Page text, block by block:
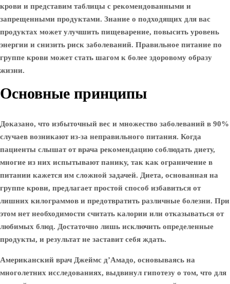
крови и представим таблицы с рекомендованными и
запрещенными продуктами. Знание о подходящих для вас
продуктах может улучшить пищеварение, повысить уровень
энергии и снизить риск заболеваний. Правильное питание по
группе крови может стать шагом к более здоровому образу
жизни.
Основные принципы
Доказано, что избыточный вес и множество заболеваний в 90%
случаев возникают из-за неправильного питания. Когда
пациенты слышат от врача рекомендацию соблюдать диету,
многие из них испытывают панику, так как ограничение в
питании кажется им сложной задачей. Диета, основанная на
группе крови, предлагает простой способ избавиться от
лишних килограммов и предотвратить различные болезни. При
этом нет необходимости считать калории или отказываться от
любимых блюд. Достаточно лишь исключить определенные
продукты, и результат не заставит себя ждать.
Американский врач Джеймс д’Амадо, основываясь на
многолетних исследованиях, выдвинул гипотезу о том, что для